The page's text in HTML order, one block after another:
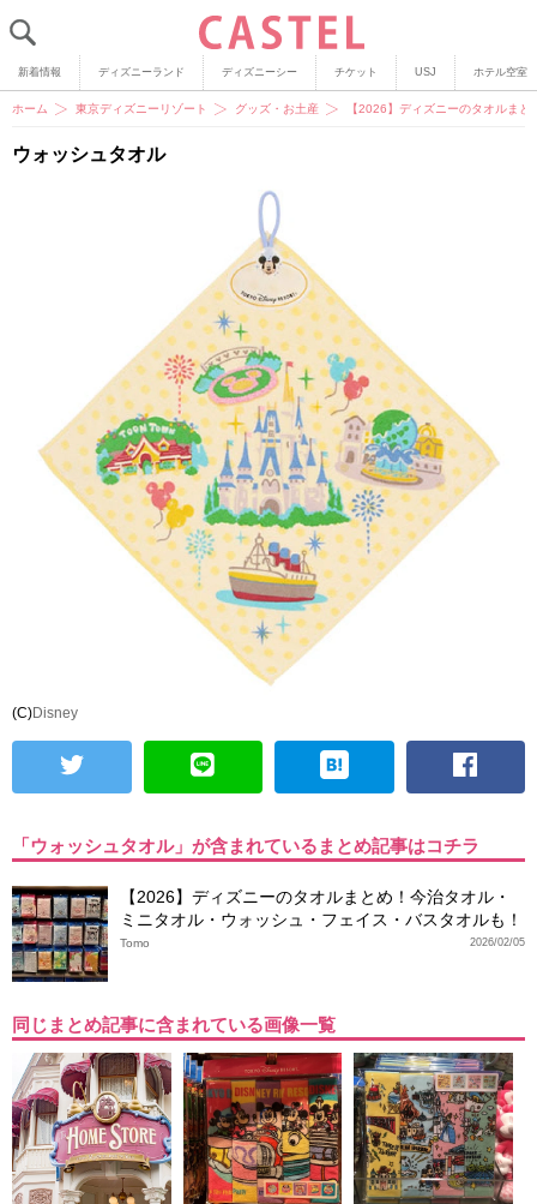
新着情報 ディズニーランド ディズニーシー チケット USJ ホテル空室
ホーム 東京ディズニーリゾート グッズ・お土産 【2026】ディズニーのタオルま
ウォッシュタオル
(C)Disney
「ウォッシュタオル」が含まれているまとめ記事はコチラ
【2026】ディズニーのタオルまとめ！今治タオル・
ミニタオル・ウォッシュ・フェイス・バスタオルも！
2026/02/05
Tomo
同じまとめ記事に含まれている画像一覧